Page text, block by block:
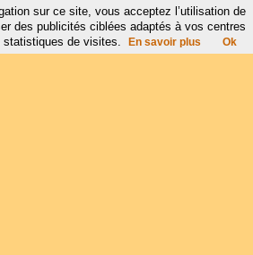
sur ce site, vous acceptez l’utilisation de
des publicités ciblées adaptés à vos centres
statistiques de visites.
En savoir plus Ok